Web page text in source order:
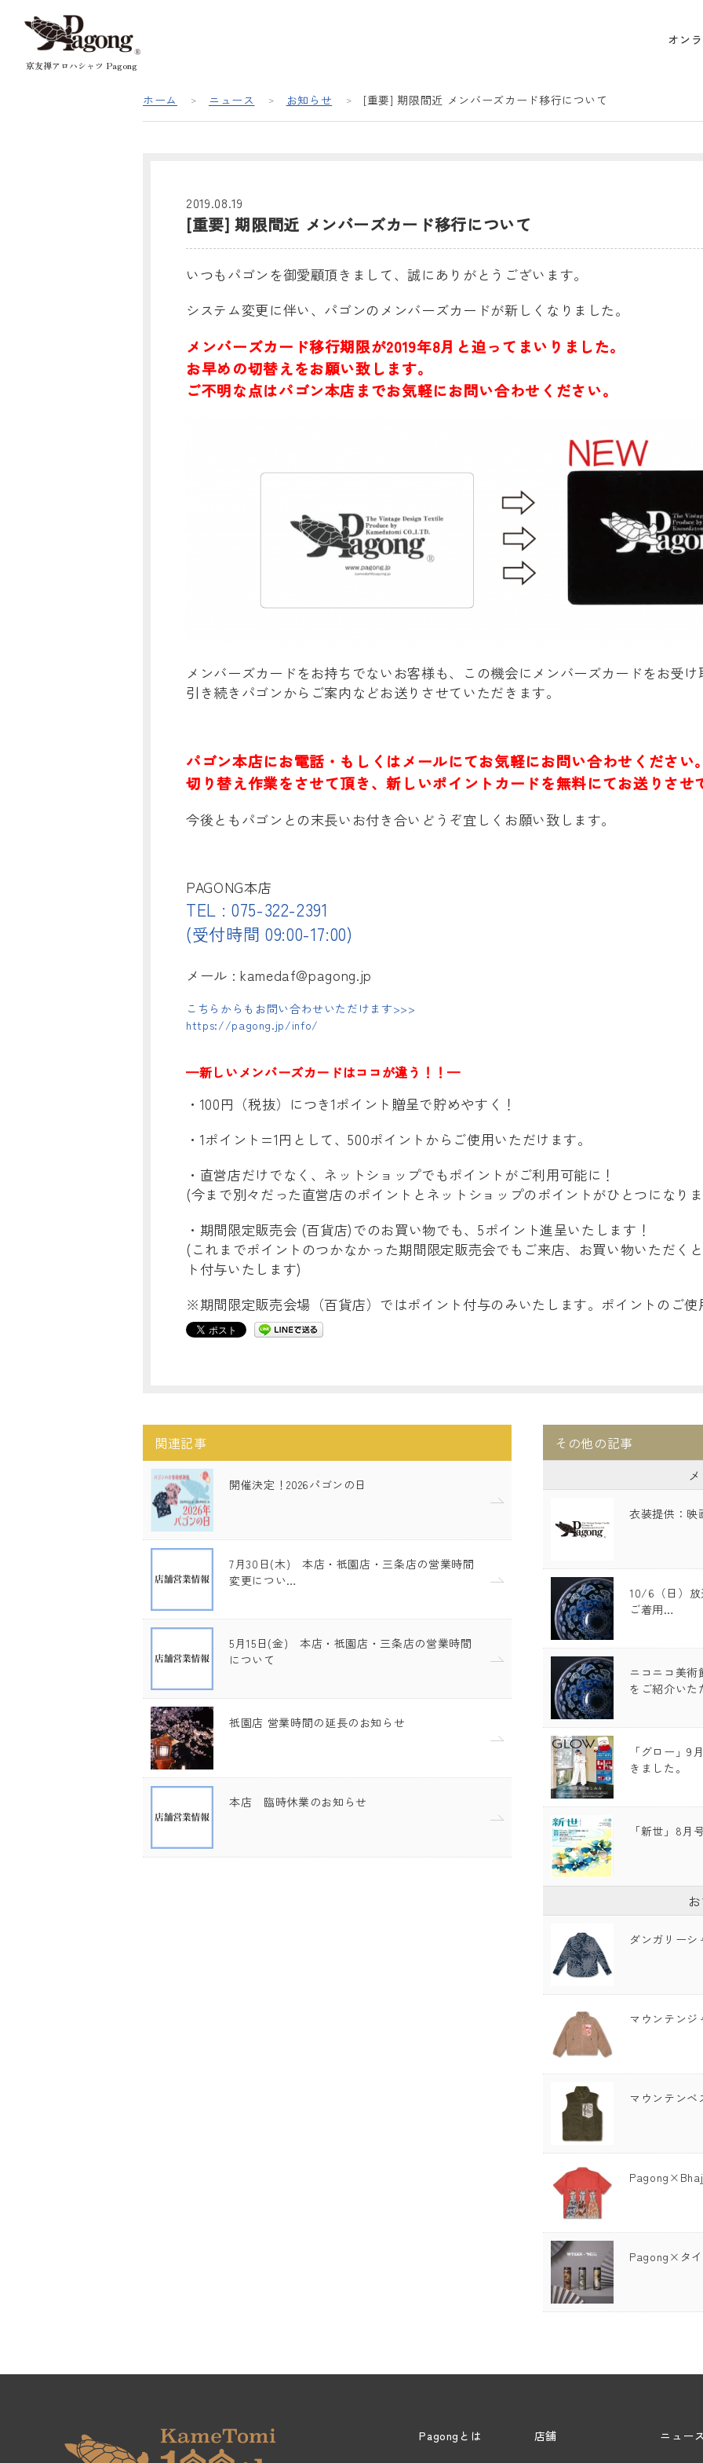
京友禅アロハシャツ Pagong
オン
ホーム ニュース お知らせ [重要] 期限間近 メンバーズカード移行について
2019.08.19
[重要] 期限間近 メンバーズカード移行について
いつもパゴンを御愛顧頂きまして、誠にありがとうございます。
システム変更に伴い、パゴンのメンバーズカードが新しくなりました。
メンバーズカード移行期限が2019年8月と迫ってまいりました。
お早めの切替えをお願い致します。
ご不明な点はパゴン本店までお気軽にお問い合わせください。
メンバーズカードをお持ちでないお客様も、この機会にメンバーズカードをお受け
引き続きパゴンからご案内などお送りさせていただきます。
パゴン本店にお電話・もしくはメールにてお気軽にお問い合わせください。
切り替え作業をさせて頂き、新しいポイントカードを無料にてお送りさせ
今後ともパゴンとの末長いお付き合いどうぞ宜しくお願い致します。
PAGONG本店
TEL : 075-322-2391
(受付時間 09:00-17:00)
メール : kamedaf@pagong.jp
こちらからもお問い合わせいただけます>>>
https://pagong.jp/info/
—新しいメンバーズカードはココが違う！！—
・100円（税抜）につき1ポイント贈呈で貯めやすく！
・1ポイント=1円として、500ポイントからご使用いただけます。
・直営店だけでなく、ネットショップでもポイントがご利用可能に！
(今まで別々だった直営店のポイントとネットショップのポイントがひとつになり
・期間限定販売会 (百貨店)でのお買い物でも、5ポイント進呈いたします！
(これまでポイントのつかなかった期間限定販売会でもご来店、お買い物いただく
ト付与いたします)
※期間限定販売会場（百貨店）ではポイント付与のみいたします。ポイントのご使
関連記事
開催決定！2026パゴンの日
7月30日(木) 本店・祇園店・三条店の営業時間
変更につい…
5月15日(金) 本店・祇園店・三条店の営業時間
について
祇園店 営業時間の延長のお知らせ
本店 臨時休業のお知らせ
その他の記事
衣装提供：映
10/6（日）放
ご着用…
ニコニコ美術
をご紹介い
「グロー」9
きました。
「新世」8月
ダンガリーシ
マウンテンジ
マウンテンベ
Pagong×タ
Pagongとは 店舗 ニュース